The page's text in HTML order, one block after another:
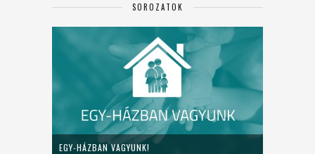
SOROZATOK
EGY-HÁZBAN VAGYUNK!